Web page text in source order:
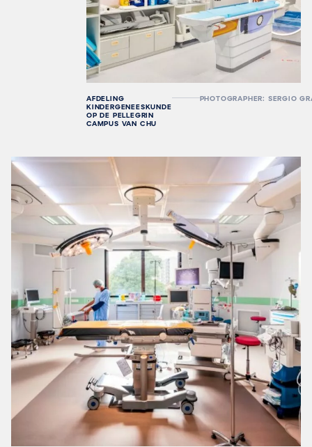
AFDELING
KINDERGENEESKUNDE
OP DE PELLEGRIN
CAMPUS VAN CHU
PHOTOGRAPHER: SERGIO